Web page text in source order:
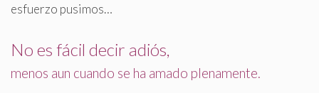
esfuerzo pusimos…
No es fácil decir adiós,
menos aun cuando se ha amado plenamente.